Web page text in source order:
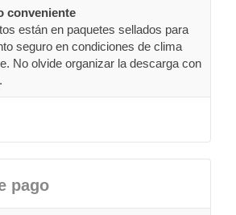
conveniente
están en paquetes sellados para
seguro en condiciones de clima
No olvide organizar la descarga con
pago